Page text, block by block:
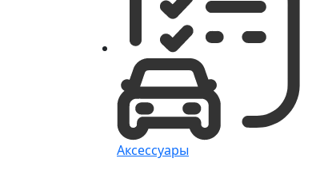
Аксессуары